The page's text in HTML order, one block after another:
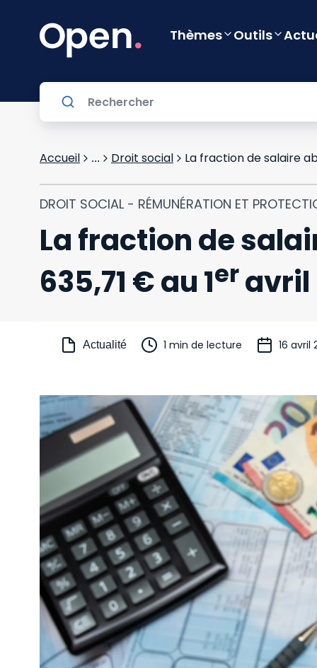
Thèmes Outils
Accueil ... Droit social La fraction de salaire
DROIT SOCIAL - RÉMUNÉRATION ET
La fraction de
635,71 € au 1eravril
Actualité 1 min de lecture 16 avril